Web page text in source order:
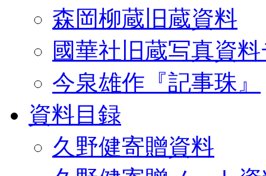
森岡柳蔵旧蔵資料
國華社旧蔵写真資
今泉雄作『記事珠』
資料目録
久野健寄贈資料